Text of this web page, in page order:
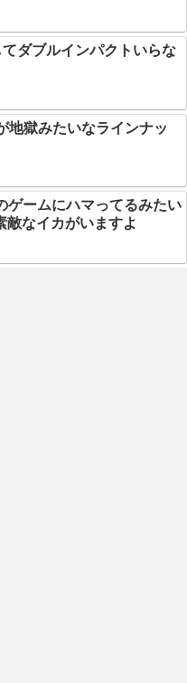
ダブルインパクトいらな
地獄みたいなラインナッ
ゲームにハマってるみたい
敵なイカがいますよ